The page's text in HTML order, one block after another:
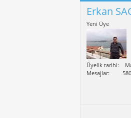
Erkan
Yeni Üye
Üyelik tarihi
Mesajlar
580